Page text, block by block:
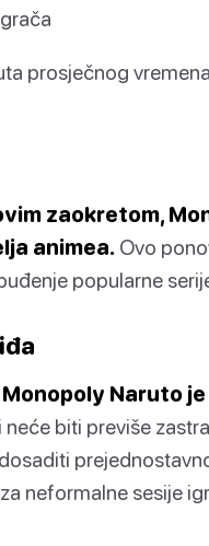
prosječnog
zaokretom,
animea. Ovo
popularne
Naruto
biti previše
neformalne sesije